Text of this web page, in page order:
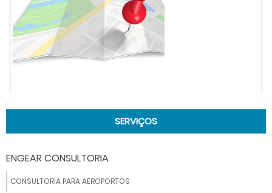
SERVIÇOS
ENGEAR CONSULTORIA
CONSULTORIA PARA AEROPORTOS